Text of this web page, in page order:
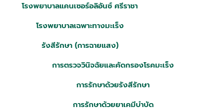
โรงพยาบาลแคนเซอร์อลิอันซ์ ศรีราชา
โรงพยาบาลเฉพาะทางมะเร็ง
รังสีรักษา (การฉายแสง)
การตรวจวินิจฉัยและคัดกรองโรคมะเร็ง
การรักษาด้วยรังสีรักษา
การรักษาด้วยยาเคมีบำบัด